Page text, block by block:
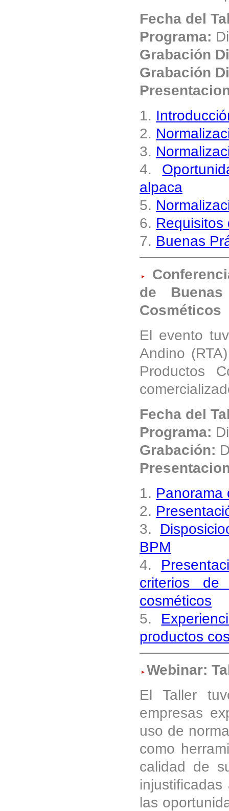
Fecha del
Programa:
Grabación
Grabación
1.
2.
3.
4.
alpaca
5.
6. Requisitos
7. Buenas
de
Cosméticos
El evento
Andino
Productos
Fecha del
Programa:
Grabación:
1. Panorama
2.
3.
BPM
4.
criterios
cosméticos
5.
productos
Webinar:
El Taller
empresas
uso de
como
calidad de
las